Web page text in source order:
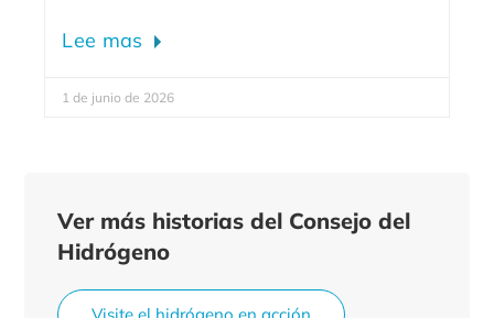
Lee mas
1 de junio de 2026
Ver más historias del Consejo del
Hidrógeno